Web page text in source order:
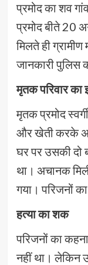
प्रमोद का शव
प्रमोद बीते 20
मिलते ही
जानकारी पुलिस
मृतक परिवार का
मृतक प्रमोद
और खेती करके
घर पर उसकी दो
था। अचानक
गया। परिजनों
हत्या का शक
परिजनों का
नहीं था। लेकिन